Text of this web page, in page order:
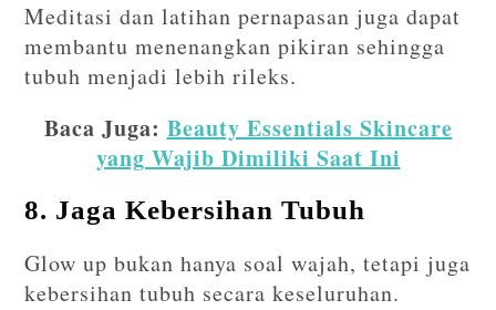
Meditasi dan latihan pernapasan juga dapat
membantu menenangkan pikiran sehingga
tubuh menjadi lebih rileks.
Baca Juga: Beauty Essentials Skincare
yang Wajib Dimiliki Saat Ini
8. Jaga Kebersihan Tubuh
Glow up bukan hanya soal wajah, tetapi juga
kebersihan tubuh secara keseluruhan.